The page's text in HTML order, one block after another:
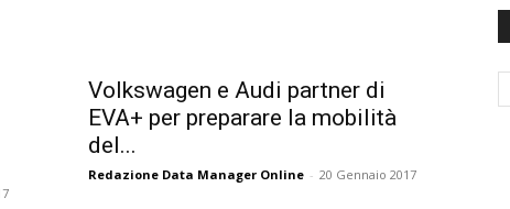
Volkswagen e Audi partner di
EVA+ per preparare la mobilità
del...
Redazione Data Manager Online - 20 Gennaio 2017